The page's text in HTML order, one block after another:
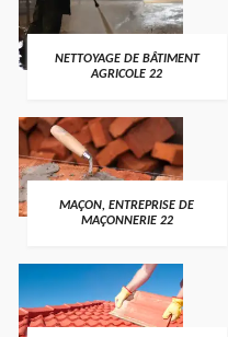
NETTOYAGE DE BÂTIMENT
AGRICOLE 22
MAÇON, ENTREPRISE DE
MAÇONNERIE 22